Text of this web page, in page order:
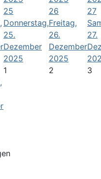
25
Donnerstag,
25.
Dezember
2025
26
Freitag,
26.
Dezember
2025
27
27.
1 2 3